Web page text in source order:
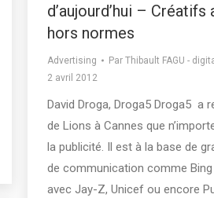
d’aujourd’hui –
hors normes
Advertising Par Thibault FAGU -
2 avril 2012
David Droga, Droga5 Droga5 a
de Lions à Cannes que
la publicité. Il est à la base de
de communication comme
avec Jay-Z, Unicef ou encore